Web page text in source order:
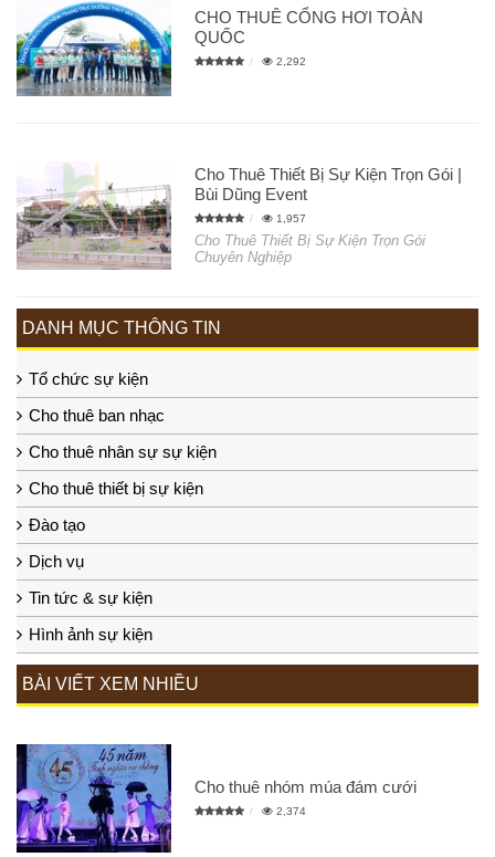
CHO THUÊ CỔNG HƠI TOÀN
QUỐC
2,292
Cho Thuê Thiết Bị Sự Kiện Trọn Gói |
Bùi Dũng Event
1,957
Cho Thuê Thiết Bị Sự Kiện Trọn Gói
Chuyên Nghiệp
DANH MỤC THÔNG TIN
Tổ chức sự kiện
Cho thuê ban nhạc
Cho thuê nhân sự sự kiện
Cho thuê thiết bị sự kiện
Đào tạo
Dịch vụ
Tin tức & sự kiện
Hình ảnh sự kiện
BÀI VIẾT XEM NHIỀU
Cho thuê nhóm múa đám cưới
2,374